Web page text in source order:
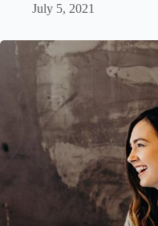
July 5, 2021